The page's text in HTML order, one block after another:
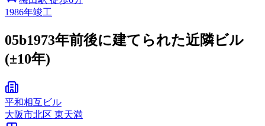
1986年竣工
05b1973年前後に建てられた近隣ビル
(±10年)
平和相互ビル
大阪市北区 東天満